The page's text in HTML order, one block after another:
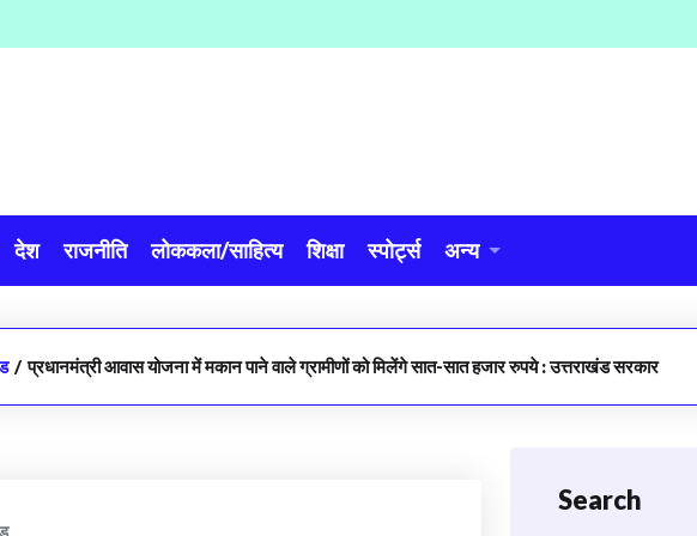
देश राजनीति लोककला/साहित्य शिक्षा स्पोर्ट्स अन्य
/ प्रधानमंत्री आवास योजना में मकान पाने वाले ग्रामीणों को मिलेंगे सात-सात हजार रुपये : उत्तराखंड सरकार
Search